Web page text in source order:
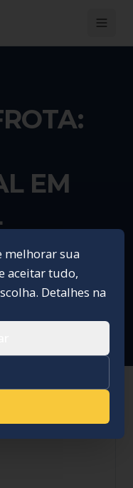
EM
logística e
localização.
melhorar sua
aceitar tudo,
Detalhes na